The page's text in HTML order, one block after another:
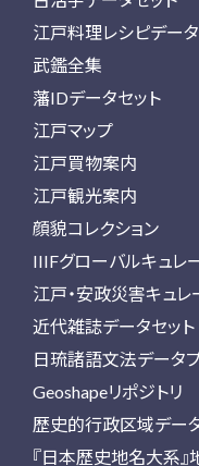
江戸料理レシピデータ
武鑑全集
藩IDデータセット
江戸マップ
江戸買物案内
江戸観光案内
顔貌コレクション
IIIFグローバルキュレ
江戸・安政災害キュレ
近代雑誌データセット
日琉諸語文法データ
Geoshapeリポジトリ
歴史的行政区域デー
『日本歴史地名大系